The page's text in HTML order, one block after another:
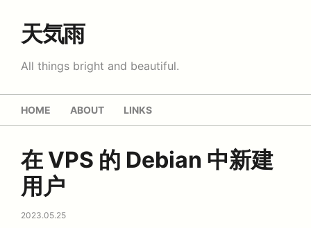
天気雨
All things bright and beautiful.
HOME ABOUT LINKS
在 VPS 的 Debian 中新建
用户
2023.05.25